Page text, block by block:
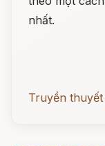
nhất.
Truyền thuyết